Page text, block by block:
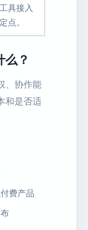
具接入
点。
？
、协作能
和是否适
费产品